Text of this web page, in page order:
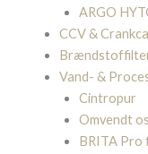
ARGO
CCV &
Vand- &
Cintropur
Omvendt
BRITA Pro